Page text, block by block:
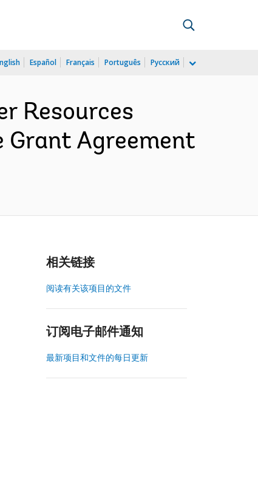
Español Français Português Русский
Resources
Grant Agreement
相关链接
阅读有关该项目的文件
订阅电子邮件通知
最新项目和文件的每日更新